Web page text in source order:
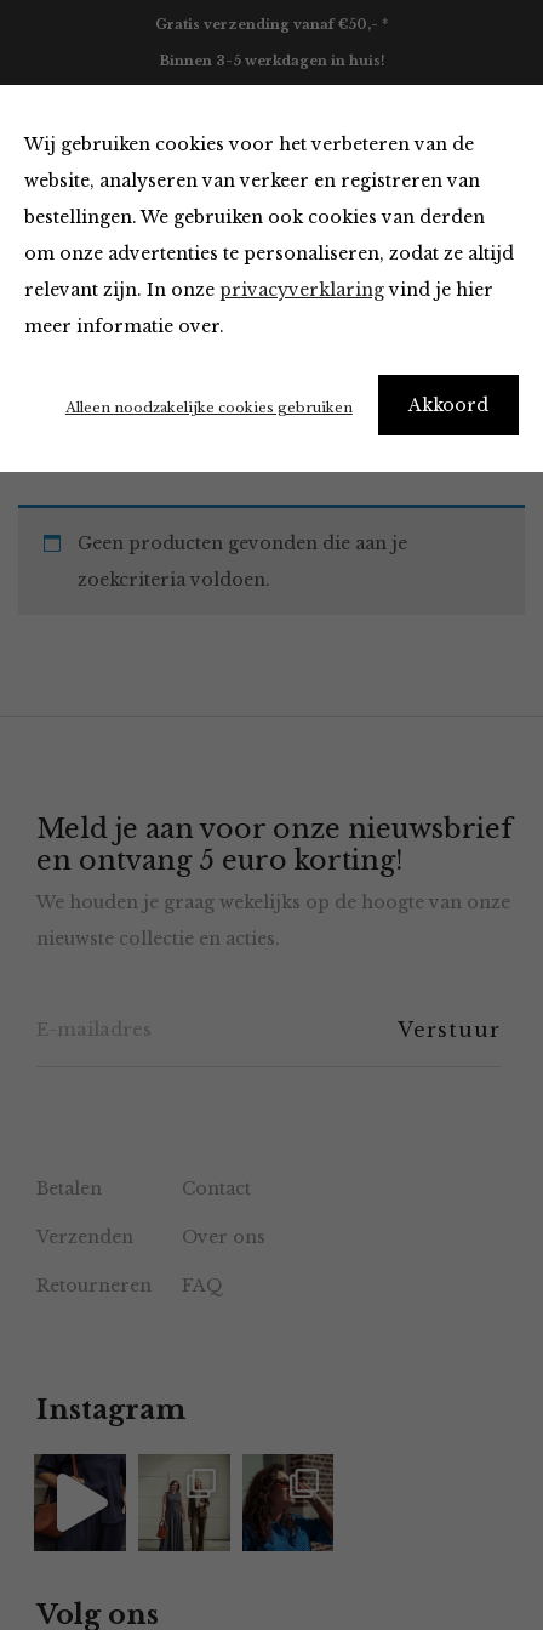
Wij gebruiken cookies voor het verbeteren van de
website, analyseren van verkeer en registreren van
bestellingen. We gebruiken ook cookies van derden
om onze advertenties te personaliseren, zodat ze altijd
relevant zijn. In onze privacyverklaringvind je hier
meer informatie over.
Akkoord
Alleen noodzakelijke cookies gebruiken
Gratis verzending vanaf €50,- *
Binnen 3-5 werkdagen in huis!
Broeken en Jumpsuits
Home Winkel Kleding Broeken en Jumpsuits
Geen producten gevonden die aan je
zoekcriteria voldoen.
Meld je aan voor onze nieuwsbrief
en ontvang 5 euro korting!
We houden je graag wekelijks op de hoogte van onze
nieuwste collectie en acties.
Betalen Contact
Verzenden Over ons
Retourneren FAQ
Instagram
Volg ons